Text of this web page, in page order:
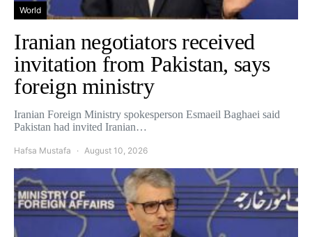
World
Iranian negotiators received
invitation from Pakistan, says
foreign ministry
Iranian Foreign Ministry spokesperson Esmaeil Baghaei said
Pakistan had invited Iranian…
Hafsa Mustafa August 10, 2026